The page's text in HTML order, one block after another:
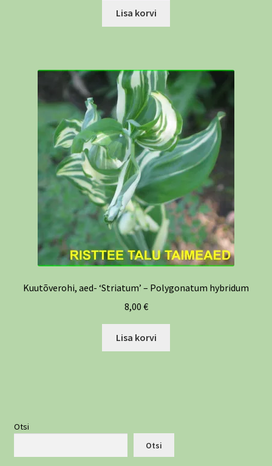
Lisa korvi
Kuutõverohi, aed- ‘Striatum’ – Polygonatum hybridum
8,00 €
Lisa korvi
Otsi
Otsi